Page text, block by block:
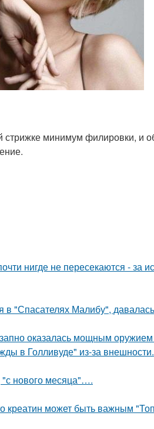
минимум филировки, и
нигде не пересекаются - за
"Спасателях Малибу",
оказалась мощным оружием
в Голливуде" из-за внешности.
"с нового месяца"….
креатин может быть важным